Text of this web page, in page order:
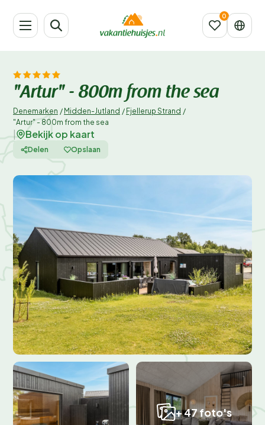
"Artur" - 800m from the sea
Denemarken / Midden-Jutland / Fjellerup Strand /
"Artur" - 800m from the sea
Bekijk op kaart
Delen Opslaan
+ 47 foto's